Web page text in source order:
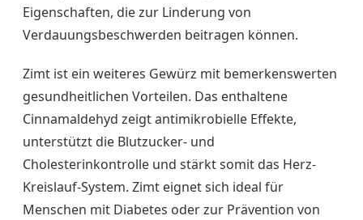
Eigenschaften, die zur Linderung von
Verdauungsbeschwerden beitragen können.
Zimt ist ein weiteres Gewürz mit bemerkenswerten
gesundheitlichen Vorteilen. Das enthaltene
Cinnamaldehyd zeigt antimikrobielle Effekte,
unterstützt die Blutzucker- und
Cholesterinkontrolle und stärkt somit das Herz-
Kreislauf-System. Zimt eignet sich ideal für
Menschen mit Diabetes oder zur Prävention von